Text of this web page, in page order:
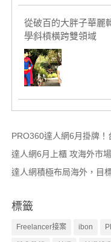
從破百的大胖子華麗
學斜槓橫跨雙領域
PRO360達人網6月掛牌
達人網6月上櫃 攻海外市場
達人網積極布局海外，目
標籤
Freelancer接案 ibon